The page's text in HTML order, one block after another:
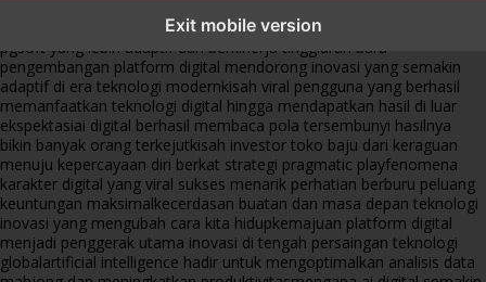
Exit mobile version
menghadirkan inovasi berkualitasai digital menjadi kunci analisis data
pgsoft yang lebih adaptif dan berkinerja tinggiarah baru
pengembangan platform digital mendorong inovasi yang semakin
adaptif di era teknologi modernkisah viral pengguna yang berhasil
memanfaatkan teknologi digital hingga mendapatkan hasil di luar
ekspektasiai digital berhasil membaca pola tersembunyi hasilnya
bikin banyak orang terkejutkisah investor toko baju dari keraguan
menuju kepercayaan diri berkat strategi pragmatic playfenomena
karakter digital yang viral sukses menarik perhatian berburu peluang
keuntungan maksimalkecerdasan buatan dan masa depan teknologi
inovasi yang mengubah cara kita hidupkemajuan platform digital
menjadi penggerak utama inovasi di tengah persaingan teknologi
globalartificial intelligence hadir untuk mengoptimalkan analisis data